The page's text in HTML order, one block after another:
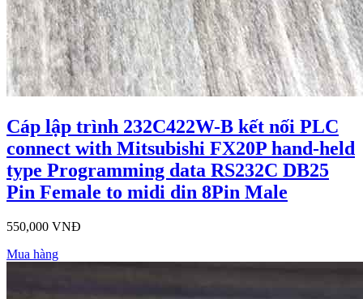
Cáp lập trình 232C422W-B kết nối PLC
connect with Mitsubishi FX20P hand-held
type Programming data RS232C DB25
Pin Female to midi din 8Pin Male
550,000 VNĐ
Mua hàng